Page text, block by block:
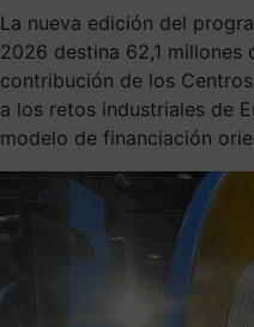
La nueva edición del
2026 destina 62,1 millones
contribución de los
a los retos industriales de
modelo de financiación